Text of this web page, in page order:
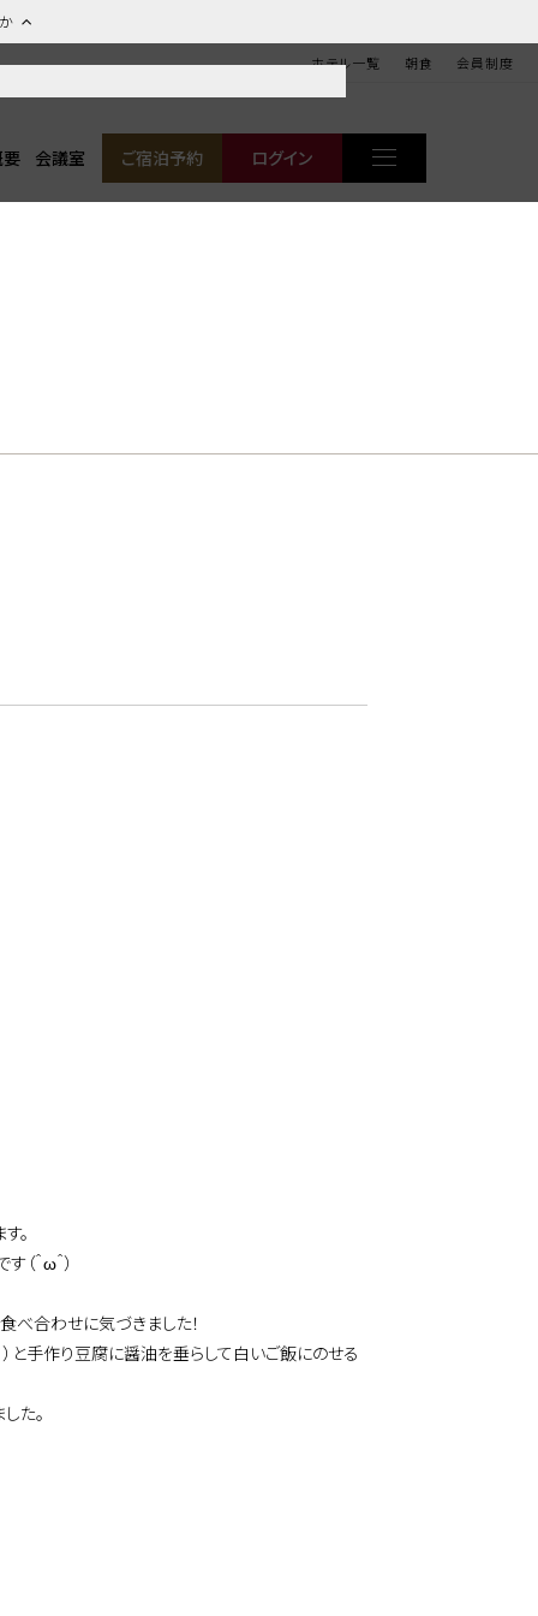
ホテル一覧 朝食 会員制度
要 会議室 ご宿泊予約 ログイン
。
＾ω＾）
べ合わせに気づきました！
と手作り豆腐に醤油を垂らして白いご飯にのせる
た。